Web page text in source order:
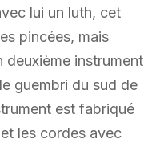
lui un luth, cet
pincées, mais
deuxième instrument
guembri du sud de
est fabriqué
les cordes avec